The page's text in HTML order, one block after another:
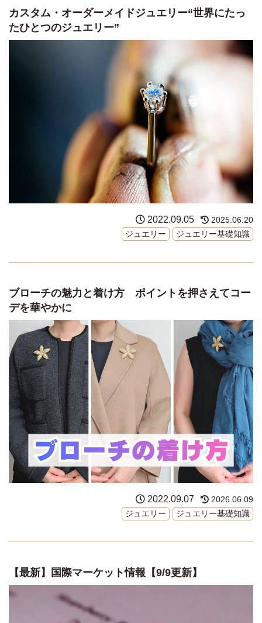
カスタム・オーダーメイドジュエリー“世界にたっ
たひとつのジュエリー”
2022.09.05
2025.06.20
ジュエリー
ジュエリー基礎知識
ブローチの魅力と着け方 ポイントを押さえてコー
デを華やかに
2022.09.07
2026.06.09
ジュエリー
ジュエリー基礎知識
【最新】国際マーケット情報【9/9更新】